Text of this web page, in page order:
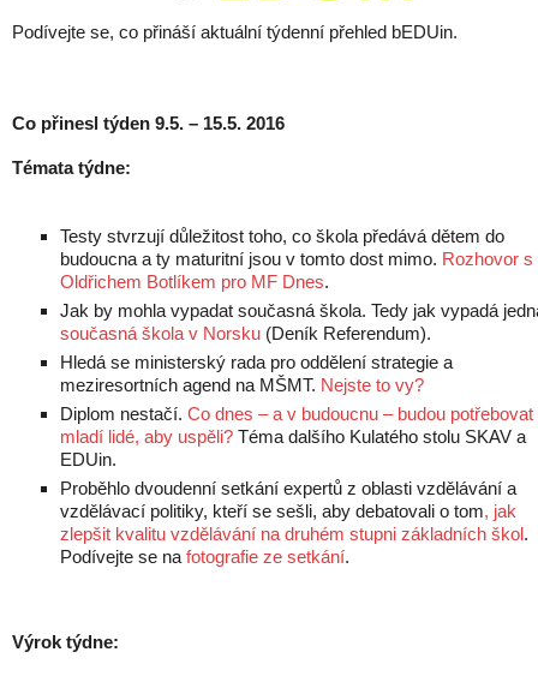
Podívejte se, co přináší aktuální týdenní přehled bEDUin.
Co přinesl týden 9.5. – 15.5. 2016
Témata týdne:
Testy stvrzují důležitost toho, co škola předává dětem do
budoucna a ty maturitní jsou v tomto dost mimo. Rozhovor s
Oldřichem Botlíkem pro MF Dnes.
Jak by mohla vypadat současná škola. Tedy jak vypadá
současná škola v Norsku (Deník Referendum).
Hledá se ministerský rada pro oddělení strategie a
meziresortních agend na MŠMT. Nejste to vy?
Diplom nestačí. Co dnes – a v budoucnu – budou potřebovat
mladí lidé, aby uspěli? Téma dalšího Kulatého stolu SKAV a
EDUin.
Proběhlo dvoudenní setkání expertů z oblasti vzdělávání a
vzdělávací politiky, kteří se sešli, aby debatovali o tom, jak
zlepšit kvalitu vzdělávání na druhém stupni základních škol.
Podívejte se na fotografie ze setkání.
Výrok týdne: